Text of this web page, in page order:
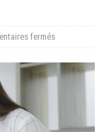
fermés